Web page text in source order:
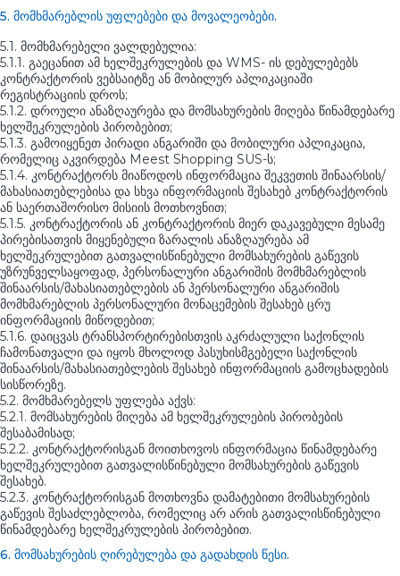
5. მომხმარებლის უფლებები და მოვალეობები.
5.1. მომხმარებელი ვალდებულია:
5.1.1. გაეცანით ამ ხელშეკრულების და WMS- ის დებულებებს
კონტრაქტორის ვებსაიტზე ან მობილურ აპლიკაციაში
რეგისტრაციის დროს;
5.1.2. დროული ანაზღაურება და მომსახურების მიღება წინამდებარე
ხელშეკრულების პირობებით;
5.1.3. გამოიყენეთ პირადი ანგარიში და მობილური აპლიკაცია,
რომელიც აკვირდება Meest Shopping SUS-ს;
5.1.4. კონტრაქტორს მიაწოდოს ინფორმაცია შეკვეთის შინაარსის/
მახასიათებლებისა და სხვა ინფორმაციის შესახებ კონტრაქტორის
ან საერთაშორისო მისიის მოთხოვნით;
5.1.5. კონტრაქტორის ან კონტრაქტორის მიერ დაკავებული მესამე
პირებისათვის მიყენებული ზარალის ანაზღაურება ამ
ხელშეკრულებით გათვალისწინებული მომსახურების გაწევის
უზრუნველსაყოფად, პერსონალური ანგარიშის მომხმარებლის
შინაარსის/მახასიათებლების ან პერსონალური ანგარიშის
მომხმარებლის პერსონალური მონაცემების შესახებ ცრუ
ინფორმაციის მიწოდებით;
5.1.6. დაიცვას ტრანსპორტირებისთვის აკრძალული საქონლის
ჩამონათვალი და იყოს მხოლოდ პასუხისმგებელი საქონლის
შინაარსის/მახასიათებლების შესახებ ინფორმაციის გამოცხადების
სისწორეზე.
5.2. მომხმარებელს უფლება აქვს:
5.2.1. მომსახურების მიღება ამ ხელშეკრულების პირობების
შესაბამისად;
5.2.2. კონტრაქტორისგან მოითხოვოს ინფორმაცია წინამდებარე
ხელშეკრულებით გათვალისწინებული მომსახურების გაწევის
შესახებ.
5.2.3. კონტრაქტორისგან მოთხოვნა დამატებითი მომსახურების
გაწევის შესაძლებლობა, რომელიც არ არის გათვალისწინებული
წინამდებარე ხელშეკრულების პირობებით.
6. მომსახურების ღირებულება და გადახდის წესი.